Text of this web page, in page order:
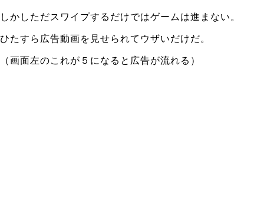
しかしただスワイプするだけではゲームは進まない。
ひたすら広告動画を見せられてウザいだけだ。
（画面左のこれが５になると広告が流れる）